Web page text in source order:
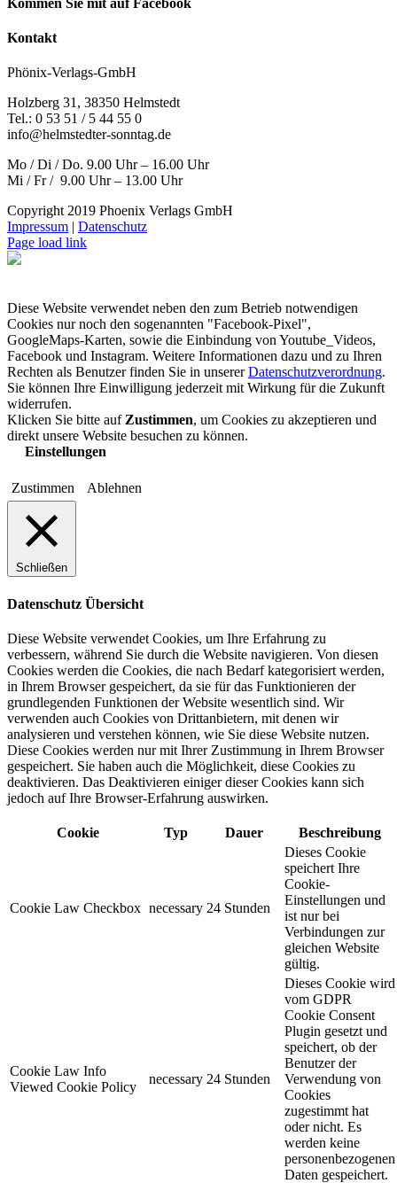
Kontakt
Phönix-Verlags-GmbH
Holzberg 31, 38350 Helmstedt
Tel.: 0 53 51 / 5 44 55 0
info@helmstedter-sonntag.de
Mo / Di / Do. 9.00 Uhr – 16.00 Uhr
Mi / Fr / 9.00 Uhr – 13.00 Uhr
Copyright 2019 Phoenix Verlags GmbH
Impressum | Datenschutz
Page load link
Diese Website verwendet neben den zum Betrieb notwendigen
Cookies nur noch den sogenannten "Facebook-Pixel",
GoogleMaps-Karten, sowie die Einbindung von Youtube_Videos,
Facebook und Instagram. Weitere Informationen dazu und zu Ihren
Rechten als Benutzer finden Sie in unsererDatenschutzverordnung.
Sie können Ihre Einwilligung jederzeit mit Wirkung für die Zukunft
widerrufen.
Klicken Sie bitte aufZustimmen, um Cookies zu akzeptieren und
direkt unsere Website besuchen zu können.
Einstellungen
Zustimmen Ablehnen
Schließen
Datenschutz Übersicht
Diese Website verwendet Cookies, um Ihre Erfahrung zu
verbessern, während Sie durch die Website navigieren. Von diesen
Cookies werden die Cookies, die nach Bedarf kategorisiert werden,
in Ihrem Browser gespeichert, da sie für das Funktionieren der
grundlegenden Funktionen der Website wesentlich sind. Wir
verwenden auch Cookies von Drittanbietern, mit denen wir
analysieren und verstehen können, wie Sie diese Website nutzen.
Diese Cookies werden nur mit Ihrer Zustimmung in Ihrem Browser
gespeichert. Sie haben auch die Möglichkeit, diese Cookies zu
deaktivieren. Das Deaktivieren einiger dieser Cookies kann sich
jedoch auf Ihre Browser-Erfahrung auswirken.
Cookie Typ Dauer Beschreibung
Cookie Law Checkbox necessary 24 Stunden
Dieses Cookie
speichert Ihre
Cookie-
Einstellungen und
ist nur bei
Verbindungen zur
gleichen Website
gültig.
Cookie Law Info
Viewed Cookie Policy
necessary 24 Stunden
Dieses Cookie wird
vom GDPR
Cookie Consent
Plugin gesetzt und
speichert, ob der
Benutzer der
Verwendung von
Cookies
zugestimmt hat
oder nicht. Es
werden keine
personenbezogenen
Daten gespeichert.